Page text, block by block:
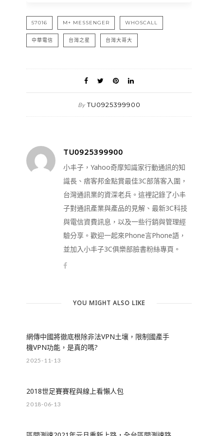
57016 M+ MESSENGER WHOSCALL
中華電信 台灣之星 台灣大哥大
By TU0925399900
TU0925399900
小丰子，Yahoo奇摩知識家行動通訊的知
識長、痞客邦金點賞最佳3C部落客入圍，
台灣通訊業的資深老兵。這裡記錄了小丰
子對通訊產業與產品的見解、最新3C科技
與電信資費訊息，以及一些行銷與管理經
驗分享。歡迎一起來Phone言Phone語，
並加入小丰子3C俱樂部臉書粉絲專頁。
YOU MIGHT ALSO LIKE
網傳中國將徹底根除非法VPN土壤，限制國產手
機VPN功能，是真的嗎?
2025-11-13
2018世足賽賽程與線上看懶人包
2018-06-13